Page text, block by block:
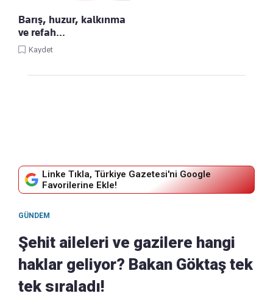
Barış, huzur, kalkınma
ve refah…
Kaydet
Linke Tıkla, Türkiye Gazetesi'ni Google
Favorilerine Ekle!
GÜNDEM
Şehit aileleri ve gazilere hangi
haklar geliyor? Bakan Göktaş tek
tek sıraladı!